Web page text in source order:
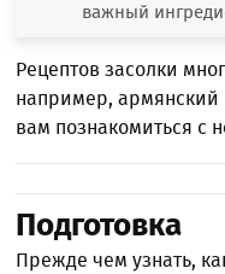
важный
Рецептов засолки
например, армянский
вам познакомиться с
Подготовка
Прежде чем узнать,